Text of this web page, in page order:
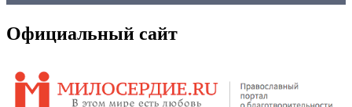
Официальный сайт